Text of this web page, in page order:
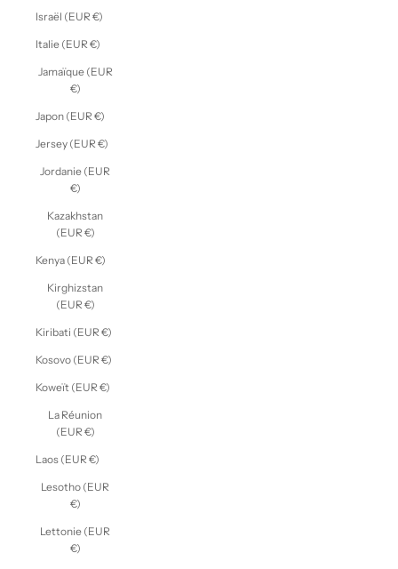
Israël (EUR €)
Italie (EUR €)
Jamaïque (EUR
€)
Japon (EUR €)
Jersey (EUR €)
Jordanie (EUR
€)
Kazakhstan
(EUR €)
Kenya (EUR €)
Kirghizstan
(EUR €)
Kiribati (EUR €)
Kosovo (EUR €)
Koweït (EUR €)
La Réunion
(EUR €)
Laos (EUR €)
Lesotho (EUR
€)
Lettonie (EUR
€)